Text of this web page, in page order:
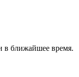
в ближайшее время.